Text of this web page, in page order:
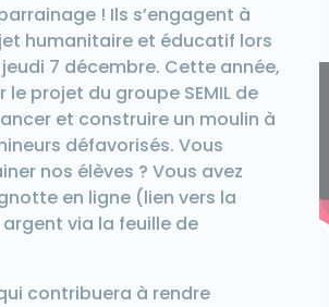
! Ils s’engagent à
humanitaire et éducatif lors
7 décembre. Cette année,
projet du groupe SEMIL de
et construire un moulin à
défavorisés. Vous
nos élèves ? Vous avez
en ligne (lien vers la
via la feuille de
contribuera à rendre